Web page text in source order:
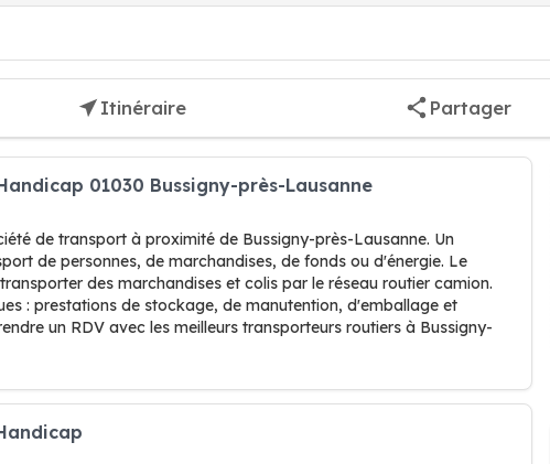
Itinéraire Partager
01030 Bussigny-près-Lausanne
de transport à proximité de Bussigny-près-Lausanne. Un
de personnes, de marchandises, de fonds ou d'énergie. Le
des marchandises et colis par le réseau routier camion.
: prestations de stockage, de manutention, d'emballage et
un RDV avec les meilleurs transporteurs routiers à Bussigny-